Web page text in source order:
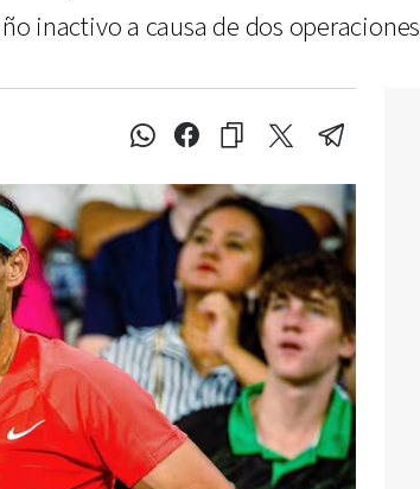
inactivo a causa de dos